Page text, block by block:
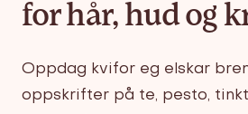
for hår, hud og
Oppdag kvifor eg elskar
oppskrifter på te, pesto,